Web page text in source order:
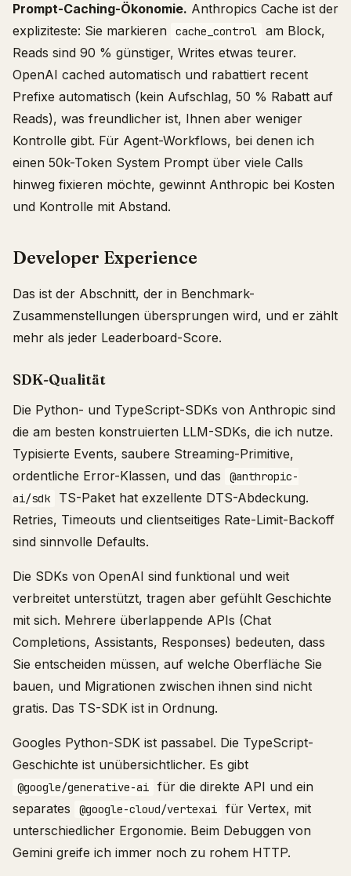
Prompt-Caching-Ökonomie. Anthropics Cache ist der
expliziteste: Sie markieren
cache_control
am Block,
Reads sind 90 % günstiger, Writes etwas teurer.
OpenAI cached automatisch und rabattiert recent
Prefixe automatisch (kein Aufschlag, 50 % Rabatt auf
Reads), was freundlicher ist, Ihnen aber weniger
Kontrolle gibt. Für Agent-Workflows, bei denen ich
einen 50k-Token System Prompt über viele Calls
hinweg fixieren möchte, gewinnt Anthropic bei Kosten
und Kontrolle mit Abstand.
Developer Experience
Das ist der Abschnitt, der in Benchmark-
Zusammenstellungen übersprungen wird, und er zählt
mehr als jeder Leaderboard-Score.
SDK-Qualität
Die Python- und TypeScript-SDKs von Anthropic sind
die am besten konstruierten LLM-SDKs, die ich nutze.
Typisierte Events, saubere Streaming-Primitive,
ordentliche Error-Klassen, und das
@anthropic-
ai/sdk
TS-Paket hat exzellente DTS-Abdeckung.
Retries, Timeouts und clientseitiges Rate-Limit-Backoff
sind sinnvolle Defaults.
Die SDKs von OpenAI sind funktional und weit
verbreitet unterstützt, tragen aber gefühlt Geschichte
mit sich. Mehrere überlappende APIs (Chat
Completions, Assistants, Responses) bedeuten, dass
Sie entscheiden müssen, auf welche Oberfläche Sie
bauen, und Migrationen zwischen ihnen sind nicht
gratis. Das TS-SDK ist in Ordnung.
Googles Python-SDK ist passabel. Die TypeScript-
Geschichte ist unübersichtlicher. Es gibt
@google/generative-ai
für die direkte API und ein
separates
@google-cloud/vertexai
für Vertex, mit
unterschiedlicher Ergonomie. Beim Debuggen von
Gemini greife ich immer noch zu rohem HTTP.